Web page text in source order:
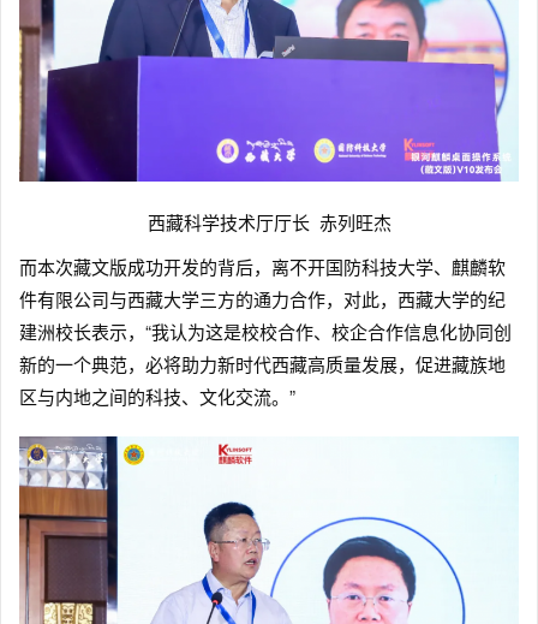
西藏科学技术厅厅长 赤列旺杰
而本次藏文版成功开发的背后，离不开国防科技大学、麒麟软
件有限公司与西藏大学三方的通力合作，对此，西藏大学的纪
建洲校长表示，“我认为这是校校合作、校企合作信息化协同创
新的一个典范，必将助力新时代西藏高质量发展，促进藏族地
区与内地之间的科技、文化交流。”